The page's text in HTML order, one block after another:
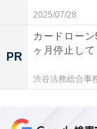
2025/07/28
PR
カードロー
ヶ月停止し
渋谷法務総合事